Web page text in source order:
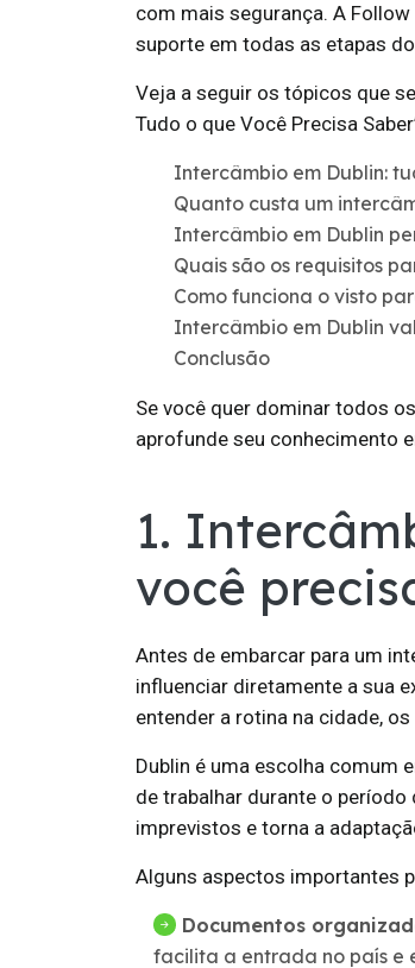
com mais segurança. A
suporte em todas as etapas
Veja a seguir os tópicos que
Tudo o que Você Precisa
Intercâmbio em Dublin:
Quanto custa um
Intercâmbio em Dublin
Quais são os requisitos
Como funciona o visto
Intercâmbio em Dublin
Conclusão
Se você quer dominar todos
aprofunde seu conhecimento
1.
você
Antes de embarcar para um
influenciar diretamente a sua
entender a rotina na cidade,
Dublin é uma escolha comum
de trabalhar durante o
imprevistos e torna a
Alguns aspectos importantes
Documentos
facilita a entrada no país e